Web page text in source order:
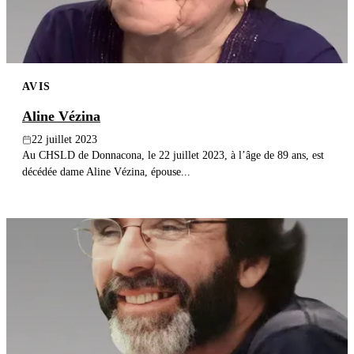
AVIS
Aline Vézina
22 juillet 2023
Au CHSLD de Donnacona, le 22 juillet 2023, à l’âge de 89 ans, est
décédée dame Aline Vézina, épouse...